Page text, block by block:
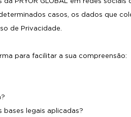
PRYOR GLOBAL em redes sociais
casos, os dados que
de Privacidade.
para facilitar a sua compreensão:
bases legais aplicadas?